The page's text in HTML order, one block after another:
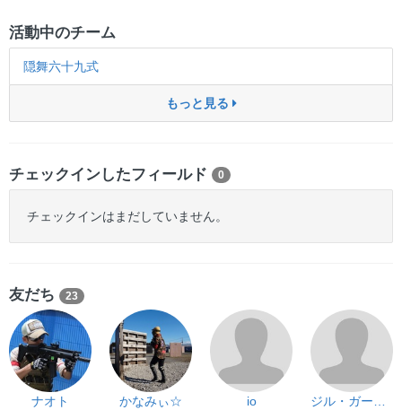
活動中のチーム
隠舞六十九式
もっと見る
チェックインしたフィールド 0
チェックインはまだしていません。
友だち 23
ナオト かなみぃ☆ io